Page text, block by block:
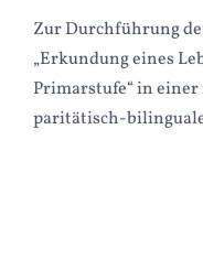
Zur Durchführung
„Erkundung eines
Primarstufe“ in
paritätisch-